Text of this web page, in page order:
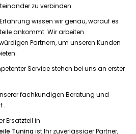
zu verbinden.
wissen wir genau, worauf es
ankommt. Wir arbeiten
Partnern, um unseren Kunden
Servicestehen bei uns an erster
fachkundigen Beratung und
.
Ersatzteil in
Tuning ist Ihr zuverlässiger Partner,